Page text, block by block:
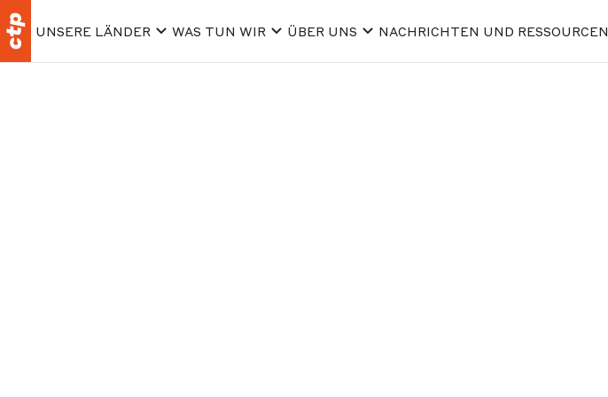
UNSERE LÄNDER WAS TUN WIR ÜBER UNS NACHRICHTEN UND RESSOURCEN